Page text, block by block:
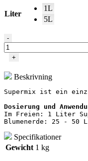
Liter
1L
5L
Supermix
Plagron
-
+
Beskrivning
Supermix ist ein
Im Freien: 1 Liter
Blumenerde: 25 - 50
Specifikationer
Gewicht 1 kg